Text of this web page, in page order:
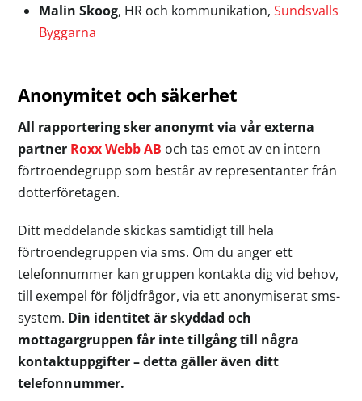
Malin Skoog, HR och kommunikation, Sundsvalls
Byggarna
Anonymitet och säkerhet
All rapportering sker anonymt via vår externa
partner Roxx Webb AB och tas emot av en intern
förtroendegrupp som består av representanter från
dotterföretagen.
Ditt meddelande skickas samtidigt till hela
förtroendegruppen via sms. Om du anger ett
telefonnummer kan gruppen kontakta dig vid behov,
till exempel för följdfrågor, via ett anonymiserat sms-
system. Din identitet är skyddad och
mottagargruppen får inte tillgång till några
kontaktuppgifter – detta gäller även ditt
telefonnummer.